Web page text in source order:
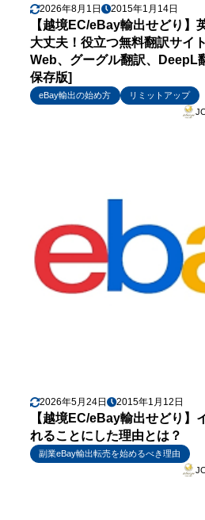
2026年8月1日 2015年1月14日
【越境EC/eBay輸出せどり】
大丈夫！役立つ無料翻訳サイ
Web、グーグル翻訳、DeepL
保存版]
eBay輸出の始め方
リミットアップ
2026年5月24日 2015年1月12日
【越境EC/eBay輸出せどり】
れることにした理由とは？
副業eBay輸出転売を始めるべき理由